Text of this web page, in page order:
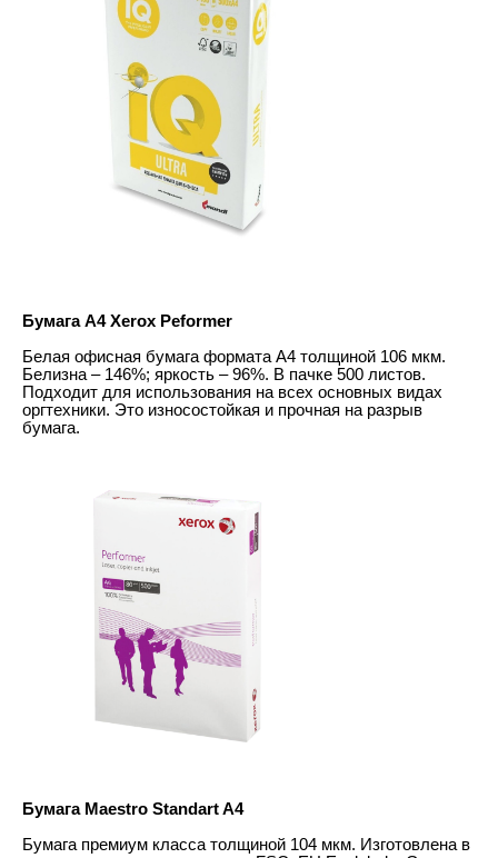
Бумага A4 Xerox Peformer
Белая офисная бумага формата А4 толщиной 106 мкм.
Белизна – 146%; яркость – 96%. В пачке 500 листов.
Подходит для использования на всех основных видах
оргтехники. Это износостойкая и прочная на разрыв
бумага.
Бумага Maestro Standart A4
Бумага премиум класса толщиной 104 мкм. Изготовлена в